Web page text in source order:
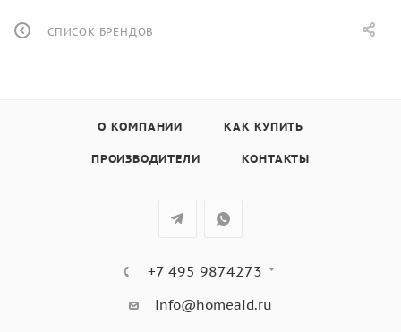
СПИСОК БРЕНДОВ
О КОМПАНИИ КАК КУПИТЬ
ПРОИЗВОДИТЕЛИ КОНТАКТЫ
+7 495 9874273
info@homeaid.ru